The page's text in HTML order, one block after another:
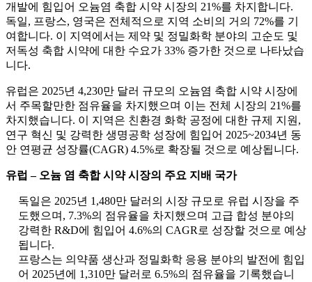
개발에 힘입어 오늄염 축합 시약 시장의 21%를 차지합니다.
독일, 프랑스, ​​영국은 전체적으로 지역 소비의 거의 72%를 기
여합니다. 이 지역에서는 제약 및 정밀화학 분야의 고순도 및
저독성 축합 시약에 대한 수요가 33% 증가한 것으로 나타났습
니다.
유럽은 2025년 4,230만 달러 규모의 오늄염 축합 시약 시장에
서 주목할만한 점유율을 차지했으며 이는 전체 시장의 21%를
차지했습니다. 이 지역은 친환경 화학 공정에 대한 규제 지원,
연구 혁신 및 강력한 생명공학 성장에 힘입어 2025~2034년 동
안 연평균 성장률(CAGR) 4.5%로 확장될 것으로 예상됩니다.
유럽 ​​– 오늄 염 축합 시약 시장의 주요 지배 국가
독일은 2025년 1,480만 달러의 시장 규모로 유럽 시장을 주
도했으며, 7.3%의 점유율을 차지했으며 고급 합성 분야의
강력한 R&D에 힘입어 4.6%의 CAGR로 성장할 것으로 예상
됩니다.
프랑스는 의약품 생산과 정밀화학 응용 분야의 발전에 힘입
어 2025년에 1,310만 달러로 6.5%의 점유율을 기록했습니